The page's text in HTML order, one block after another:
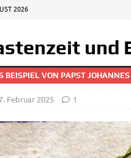
2026
und
BEISPIEL VON PAPST
7. Februar 2025 1